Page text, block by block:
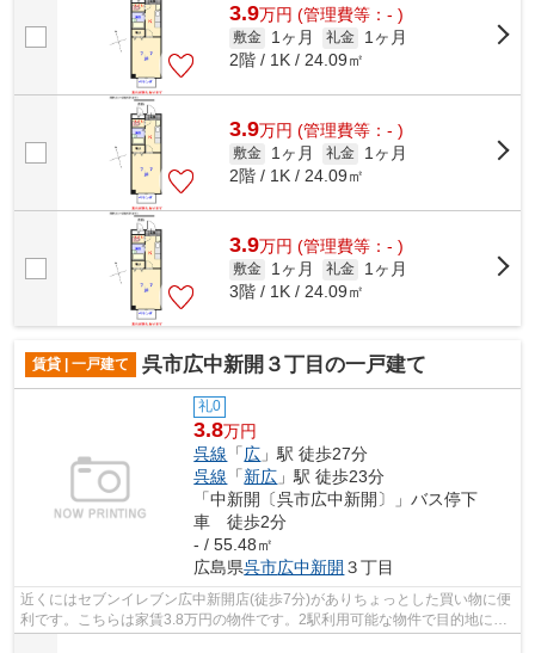
3.9万円 (管理費等：- )
敷金 1ヶ月 礼金
1ヶ月
2階 / 1K / 24.09㎡
3.9万円 (管理費等：- )
敷金 1ヶ月 礼金
1ヶ月
2階 / 1K / 24.09㎡
3.9万円 (管理費等：- )
敷金 1ヶ月 礼金
1ヶ月
3階 / 1K / 24.09㎡
賃貸 | 一戸建て 呉市広中新開３丁目の一戸建て
礼0
3.8万円
呉線 「広 」駅 徒歩27分
呉線 「新広 」駅 徒歩23分
「中新開〔呉市広中新開〕」バス停下
車 徒歩2分
- / 55.48㎡
広島県呉市広中新開 ３丁目
近くにはセブンイレブン広中新開店(徒歩7分)がありちょっとした買い物に便
利です。こちらは家賃3.8万円の物件です。2駅利用可能な物件で目的地に応
じて路線を選ぶことができます。呉市...